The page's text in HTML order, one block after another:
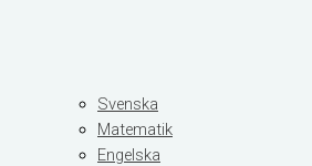
Svenska
Matematik
Engelska